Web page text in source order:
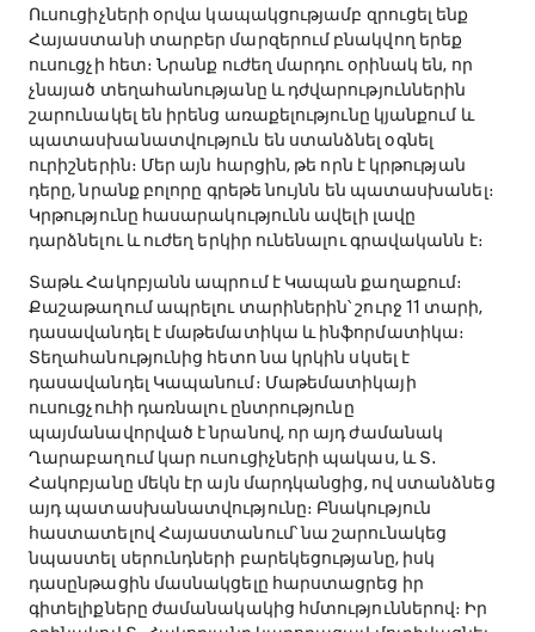
Ուսուցիչների օրվա կապակցությամբ զրուցել ենք
Հայաստանի տարբեր մարզերում բնակվող երեք
ուսուցչի հետ։ Նրանք ուժեղ մարդու օրինակ են, որ
չնայած տեղահանությանը և դժվարություններին
շարունակել են իրենց առաքելությունը կյանքում և
պատասխանատվություն են ստանձնել օգնել
ուրիշներին։ Մեր այն հարցին, թե որն է կրթության
դերը, նրանք բոլորը գրեթե նույնն են պատասխանել։
Կրթությունը հասարակությունն ավելի լավը
դարձնելու և ուժեղ երկիր ունենալու գրավականն է։
Տաթև Հակոբյանն ապրում է Կապան քաղաքում։
Քաշաթաղում ապրելու տարիներին՝ շուրջ 11 տարի,
դասավանդել է մաթեմատիկա և ինֆորմատիկա։
Տեղահանությունից հետո նա կրկին սկսել է
դասավանդել Կապանում։ Մաթեմատիկայի
ուսուցչուհի դառնալու ընտրությունը
պայմանավորված է նրանով, որ այդ ժամանակ
Ղարաբաղում կար ուսուցիչների պակաս, և Տ․
Հակոբյանը մեկն էր այն մարդկանցից, ով ստանձնեց
այդ պատասխանատվությունը։ Բնակություն
հաստատելով Հայաստանում՝ նա շարունակեց
նպաստել սերունդների բարեկեցությանը, իսկ
դասընթացին մասնակցելը հարստացրեց իր
գիտելիքները ժամանակակից հմտություններով։ Իր